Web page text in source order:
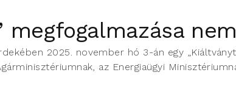
megfogalmazása
2025. november hó 3-án egy
az Energiaügyi